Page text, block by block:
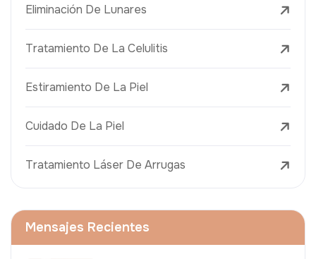
Eliminación De Lunares
Tratamiento De La Celulitis
Estiramiento De La Piel
Cuidado De La Piel
Tratamiento Láser De Arrugas
Mensajes Recientes